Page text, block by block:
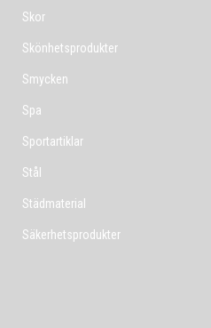
Skor
Skönhetsprodukter
Smycken
Spa
Sportartiklar
Stål
Städmaterial
Säkerhetsprodukter